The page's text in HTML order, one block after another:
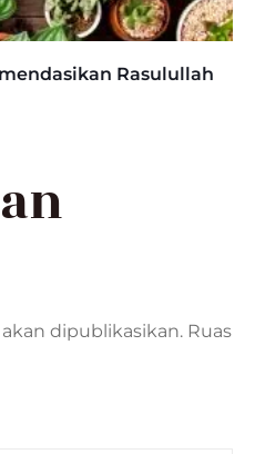
Rasulullah
dipublikasikan. Ruas